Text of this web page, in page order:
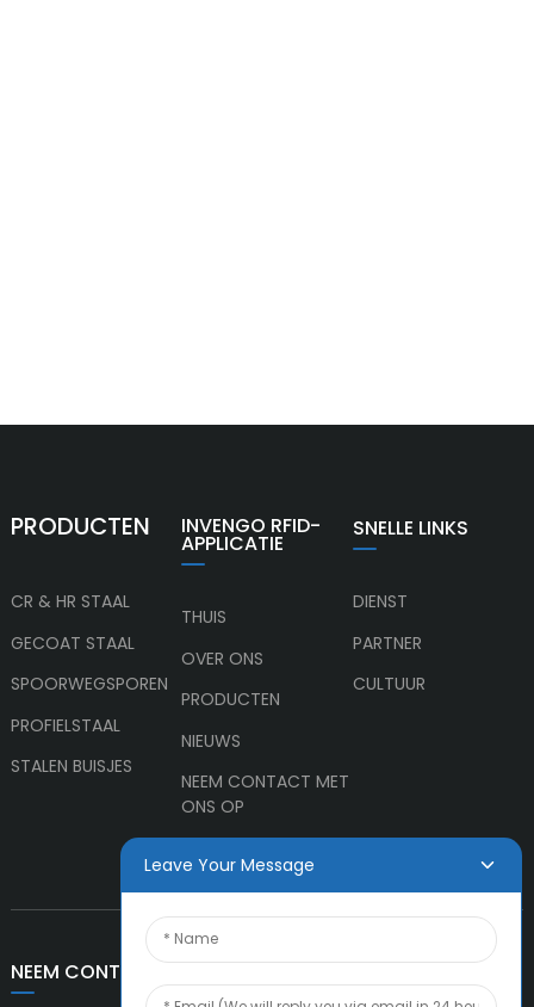
PRODUCTEN
CR & HR STAAL
GECOAT STAAL
SPOORWEGSPOREN
PROFIELSTAAL
STALEN BUISJES
INVENGO RFID-
APPLICATIE
THUIS
OVER ONS
PRODUCTEN
NIEUWS
NEEM CONTACT MET
ONS OP
SNELLE LINKS
DIENST
PARTNER
CULTUUR
NEEM CONTACT MET ONS OP
Leave Your Message